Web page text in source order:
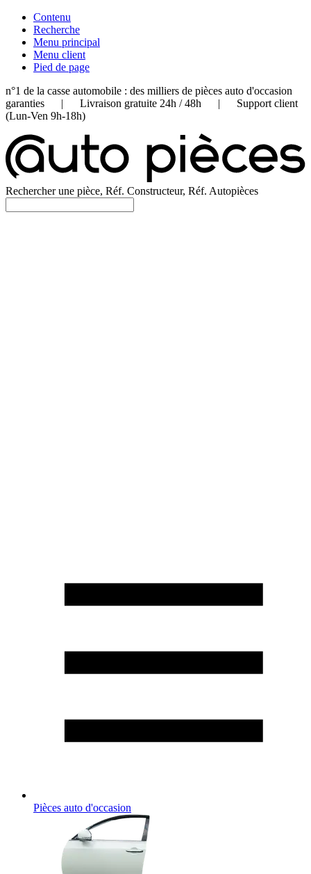
Contenu
Recherche
Menu principal
Menu client
Pied de page
n°1 de la casse automobile : des milliers de pièces auto d'occasion
garanties | Livraison gratuite 24h / 48h | Support client
(Lun-Ven 9h-18h)
Rechercher une pièce, Réf. Constructeur, Réf. Autopièces
Pièces auto d'occasion